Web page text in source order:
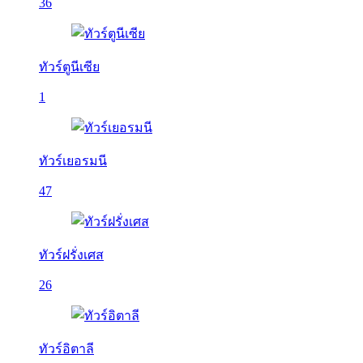
36
ทัวร์ตูนีเซีย
1
ทัวร์เยอรมนี
47
ทัวร์ฝรั่งเศส
26
ทัวร์อิตาลี